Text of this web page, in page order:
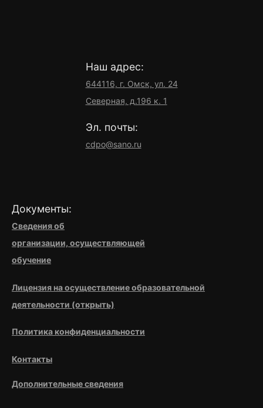
Наш адрес:
644116, г. Омск, ул. 24
Северная, д.196 к. 1
Эл. почты:
cdpo@sano.ru
Документы:
Сведения об
организации, осуществляющей
обучение
Лицензия на осуществление образовательной
деятельности (открыть)
Политика конфиденциальности
Контакты
Дополнительные сведения